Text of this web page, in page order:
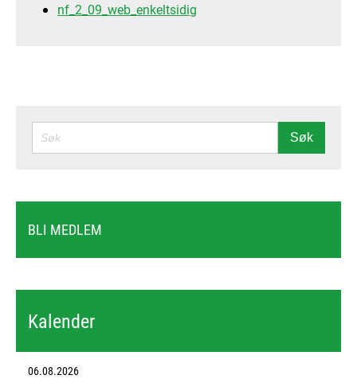
nf_2_09_web_enkeltsidig
SØK Søk
BLI MEDLEM
Kalender
06.08.2026